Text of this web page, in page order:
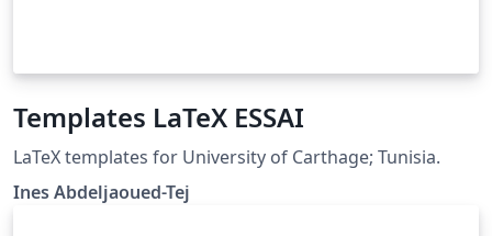
Templates LaTeX ESSAI
LaTeX templates for University of Carthage; Tunisia.
Ines Abdeljaoued-Tej